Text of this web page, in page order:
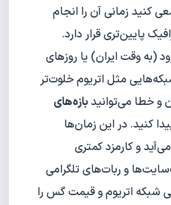
کنید زمانی آن را انجام
پایین‌تری قرار دارد.
(به وقت ایران) یا روزهای
مثل اتریوم خلوت‌تر
و خطا می‌توانیدبازه‌های
کنید. در این زمان‌ها
و کارمزد کمتری
و ربات‌های تلگرامی
شبکه اتریوم و قیمت گس را